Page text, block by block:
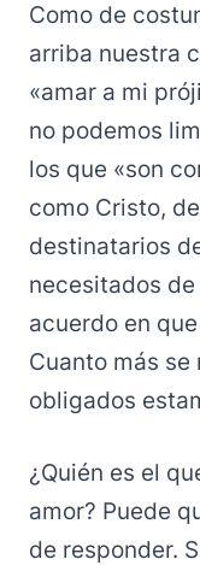
Como de
arriba nuestra
«amar a mi
no podemos
los que «son
como Cristo,
destinatarios
necesitados
acuerdo en
Cuanto más se
obligados
¿Quién es el
amor? Puede
de responder.